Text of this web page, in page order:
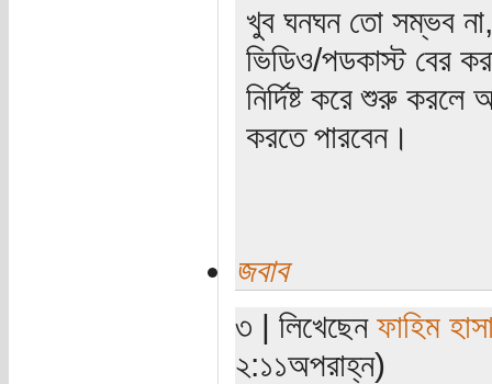
খুব ঘনঘন তো সম্ভব না,
ভিডিও/পডকাস্ট বের
নির্দিষ্ট করে শুরু
করতে পারবেন।
জবাব
৩ | লিখেছেন ফাহিম
২:১১অপরাহ্ন)